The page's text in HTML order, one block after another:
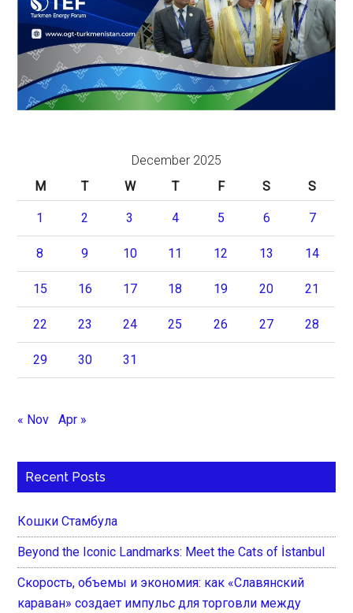
December 2025
M
T W T F S S
1 2 3 4 5 6 7
8 9 10 11 12 13 14
15 16 17 18 19 20 21
22 23 24 25 26 27 28
29 30 31
« Nov Apr »
Recent Posts
Кошки Стамбула
Beyond the Iconic Landmarks: Meet the Cats of İstanbul
Скорость, объемы и экономия: как «Славянский
караван» создает импульс для торговли между